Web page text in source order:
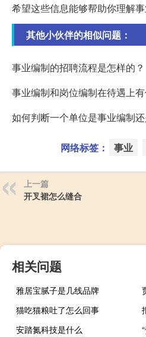
希望这些信息能够帮助你理解
其他小伙伴的相似问题：
事业编制的招聘流程是怎样的？
事业编制和岗位编制在待遇上
如何判断一个单位是事业编制
网络标签： 事业
上一篇
开叉裙怎么缝合
相关问题
雅居宝腻子是几线品牌
猫吃猫粮吐了怎么回事
安踏氮科技是什么